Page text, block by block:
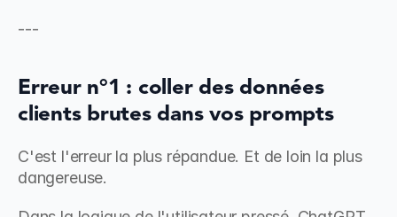
---
Erreur n°1 : coller des données
clients brutes dans vos prompts
C'est l'erreur la plus répandue. Et de loin la plus
dangereuse.